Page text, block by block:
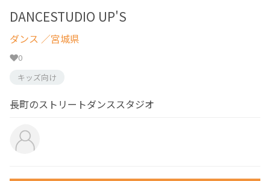
DANCESTUDIO UP'S
ダンス ／宮城県
0
キッズ向け
長町のストリートダンススタジオ